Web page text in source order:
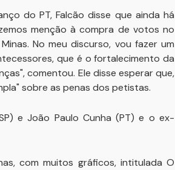
do PT, Falcão disse que ainda há
menção à compra de votos no
No meu discurso, vou fazer um
que é o fortalecimento da
comentou. Ele disse esperar que,
sobre as penas dos petistas.
e João Paulo Cunha (PT) e o ex-
com muitos gráficos, intitulada O